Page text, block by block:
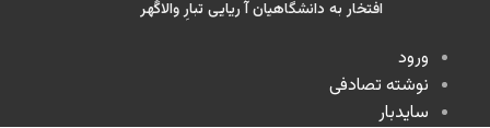
افتخار به دانشگاهیان آ ریایی تبارِ والاگُهر
ورود
نوشته تصادفی
سایدبار